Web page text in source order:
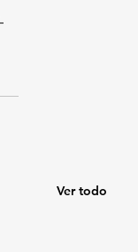
Ver todo